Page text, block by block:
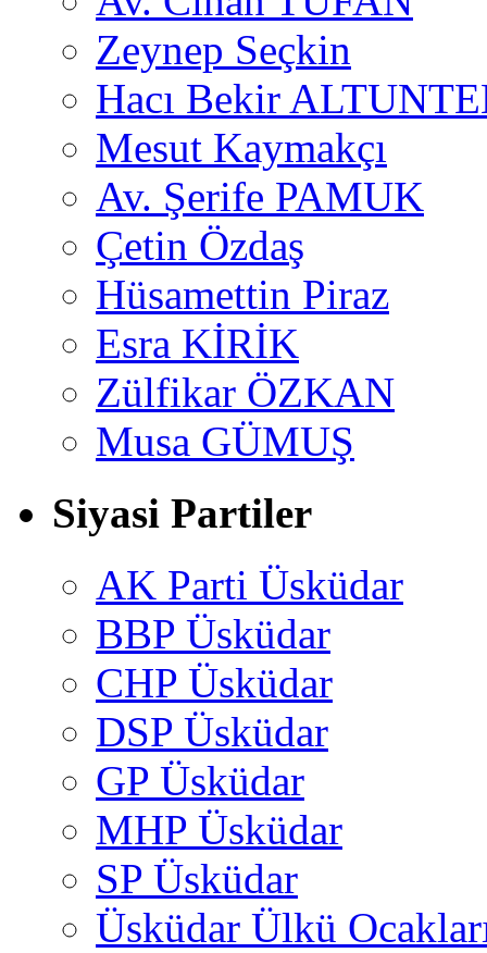
Zeynep Seçkin
Hacı Bekir
Mesut Kaymakçı
Av. Şerife PAMUK
Çetin Özdaş
Hüsamettin Piraz
Esra KİRİK
Zülfikar ÖZKAN
Musa GÜMUŞ
Siyasi Partiler
AK Parti Üsküdar
BBP Üsküdar
CHP Üsküdar
DSP Üsküdar
GP Üsküdar
MHP Üsküdar
SP Üsküdar
Üsküdar Ülkü